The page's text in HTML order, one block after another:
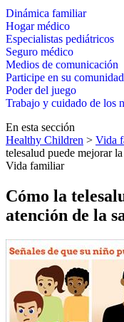
Dinámica familiar
Hogar médico
Especialistas pediátricos
Seguro médico
Medios de comunicación
Participe en su comunidad
Poder del juego
Trabajo y cuidado de los
En esta sección
Healthy Children > Vida
telesalud puede mejorar
Vida familiar
Cómo la
atención de la